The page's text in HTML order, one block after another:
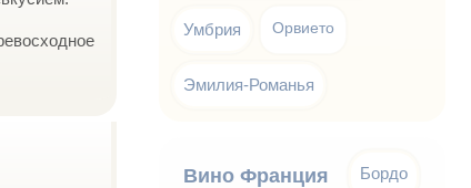
Умбрия Орвието
Эмилия-Романья
Вино Франция Бордо